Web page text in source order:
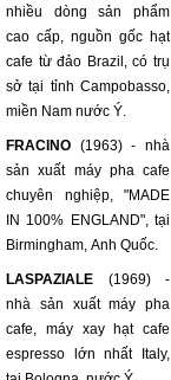
nhiều dòng sản phẩm
cao cấp, nguồn gốc hạt
cafe từ đảo Brazil, có trụ
sở tại tỉnh Campobasso,
miền Nam nước Ý.
FRACINO (1963) - nhà
sản xuất máy pha cafe
chuyên nghiệp, "MADE
IN 100% ENGLAND", tại
Birmingham, Anh Quốc.
LASPAZIALE (1969) -
nhà sản xuất máy pha
cafe, máy xay hạt cafe
espresso lớn nhất Italy,